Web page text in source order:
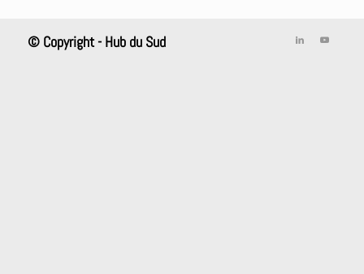
© Copyright - Hub du Sud